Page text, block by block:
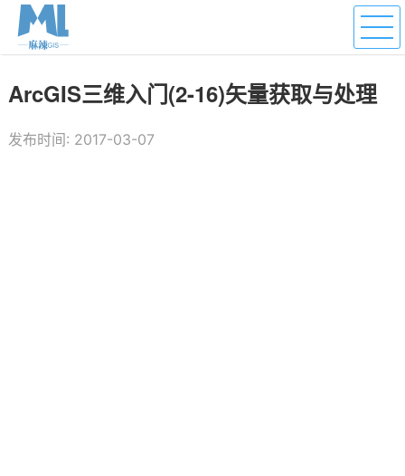
ArcGIS三维入门(2-16)矢量获取与处理
发布时间: 2017-03-07